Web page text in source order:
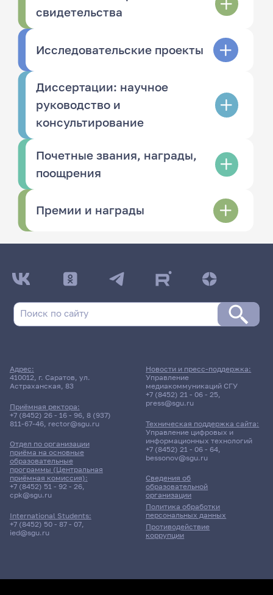
свидетельства
Исследовательские проекты
Диссертации: научное
руководство и
консультирование
Почетные звания, награды,
поощрения
Премии и награды
Адрес:
410012, г. Саратов, ул.
Астраханская, 83
Приёмная ректора:
+7 (8452) 26 - 16 - 96, 8 (937)
811-67-46, rector@sgu.ru
Отдел по организации
приёма на основные
образовательные
программы (Центральная
приёмная комиссия):
+7 (8452) 51 - 92 - 26,
cpk@sgu.ru
International Students:
+7 (8452) 50 - 87 - 07,
ied@sgu.ru
Сведения об
образовательной
организации
Политика обработки
персональных данных
Противодействие
коррупции
Новости и пресс-поддержка:
Управление
медиакоммуникаций СГУ
+7 (8452) 21 - 06 - 25,
press@sgu.ru
Техническая поддержка сайта:
Управление цифровых и
информационных технологий
+7 (8452) 21 - 06 - 64,
bessonov@sgu.ru